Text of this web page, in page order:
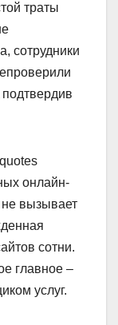
траты
сотрудники
онлайн-
не вызывает
сотни.
главное –
услуг.